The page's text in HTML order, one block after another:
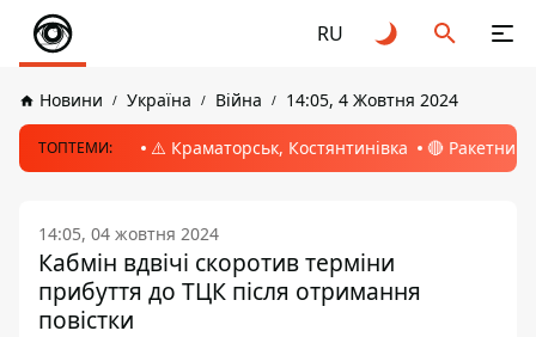
RU
Новини Україна Війна 14:05, 4 Жовтня 2024
ТОПТЕМИ: ⚠️ Краматорськ, Костянтинівка 🔴 Ракетний
14:05, 04 жовтня 2024
Кабмін вдвічі скоротив терміни
прибуття до ТЦК після отримання
повістки